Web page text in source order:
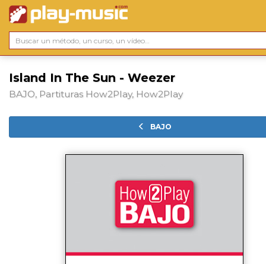
Island In The Sun - Weezer
BAJO, Partituras How2Play, How2Play
BAJO